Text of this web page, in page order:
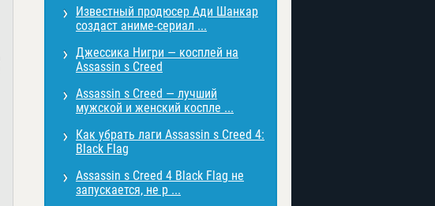
Известный продюсер Ади Шанкар
создаст аниме-сериал ...
Джессика Нигри — косплей на
Assassin s Creed
Assassin s Creed — лучший
мужской и женский коспле ...
Как убрать лаги Assassin s Creed 4:
Black Flag
Assassin s Creed 4 Black Flag не
запускается, не р ...